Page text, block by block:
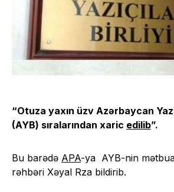
“Otuza yaxın üzv Azərbaycan
(AYB) sıralarından xaric edilib”.
Bu barədə APA-ya AYB-nin
rəhbəri Xəyal Rza bildirib.